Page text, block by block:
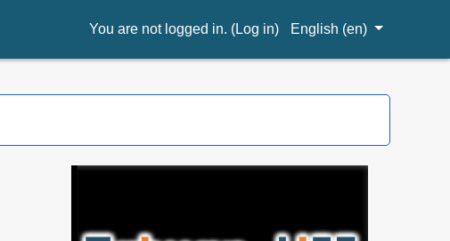
You are not logged in. (Log in) English ‎(en)‎